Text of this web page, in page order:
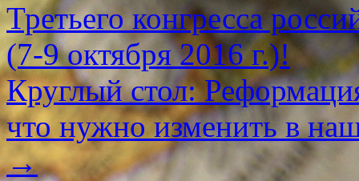
Третьего конгресса
(7-9 октября 2016 г.)!
Круглый стол:
что нужно изменить в
→